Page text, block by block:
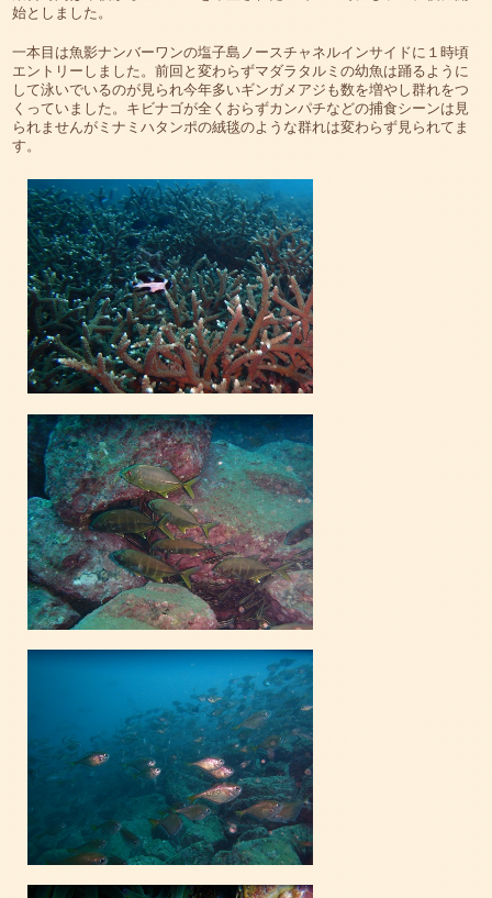
始としました。
一本目は魚影ナンバーワンの塩子島ノースチャネルインサイドに１時頃
エントリーしました。前回と変わらずマダラタルミの幼魚は踊るように
して泳いでいるのが見られ今年多いギンガメアジも数を増やし群れをつ
くっていました。キビナゴが全くおらずカンパチなどの捕食シーンは見
られませんがミナミハタンポの絨毯のような群れは変わらず見られてま
す。